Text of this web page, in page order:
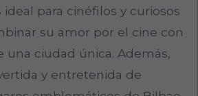
ideal para cinéfilos y curiosos
su amor por el cine con
una ciudad única. Además,
y entretenida de